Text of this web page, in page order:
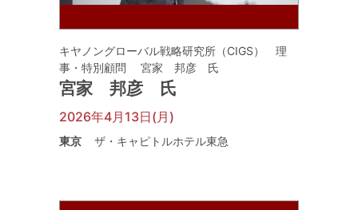
キヤノングローバル戦略研究所（CIGS） 理
事・特別顧問 宮家 邦彦 氏
宮家 邦彦 氏
2026年4月13日(月)
東京 ザ・キャピトルホテル東急